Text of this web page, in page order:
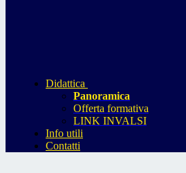
Didattica
Panoramica
Offerta formativa
LINK INVALSI
Info utili
Contatti